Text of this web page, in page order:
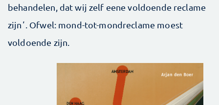
behandelen, dat wij zelf eene voldoende reclame
zijnʼ. Ofwel: mond-tot-mondreclame moest
voldoende zijn.